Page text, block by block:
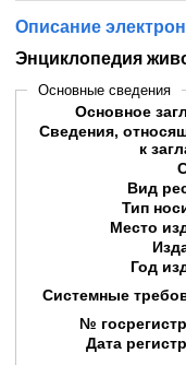
Описание
Энциклопедия
Основные сведения
Основное
Сведения,
к
Вид
Тип
Место
Год
Системные
№
Дата